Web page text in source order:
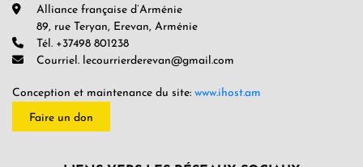
Alliance française d’Arménie
89, rue Teryan, Erevan, Arménie
Tél. +37498 801238
Courriel. lecourrierderevan@gmail.com
Conception et maintenance du site: www.ihost.am
Faire un don